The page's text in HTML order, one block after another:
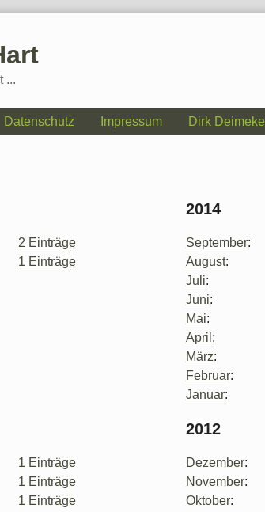
...
Datenschutz Impressum Dirk Deimeke
2 Einträge
1 Einträge
2014
September:
August:
Juli:
Juni:
Mai:
April :
März:
Februar:
Januar:
1 Einträge
1 Einträge
1 Einträge
2012
Dezember:
November:
Oktober: